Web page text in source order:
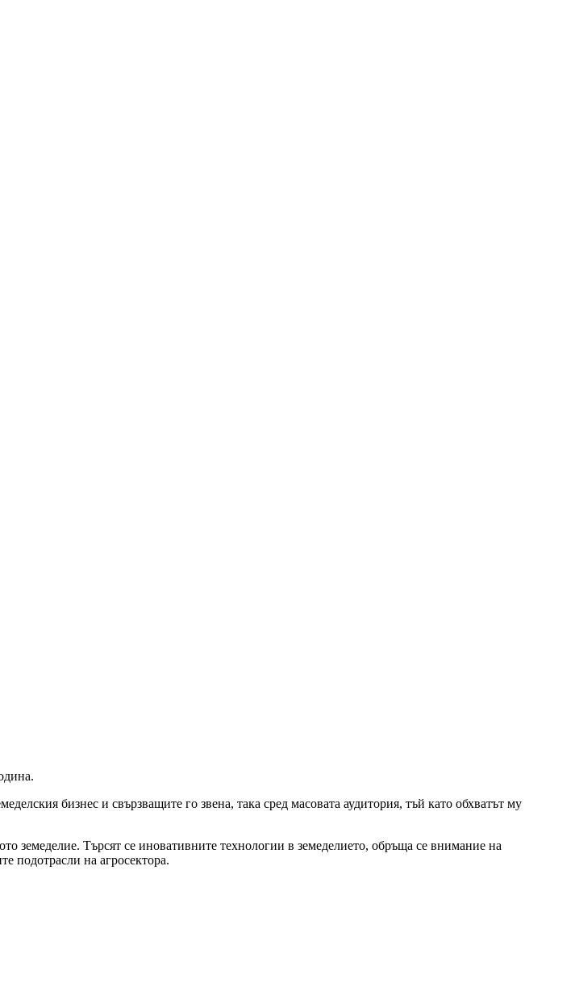
бизнес и свързващите го звена, така сред масовата аудитория, тъй като обхватът му
земеделие. Търсят се иновативните технологии в земеделието, обръща се внимание на
подотрасли на агросектора.